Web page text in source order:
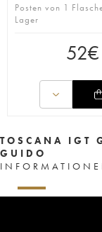
Posten von 1
Lager
52€
TOSCANA IGT
GUIDO